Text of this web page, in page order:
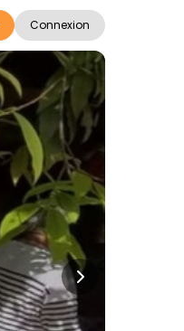
Connexion